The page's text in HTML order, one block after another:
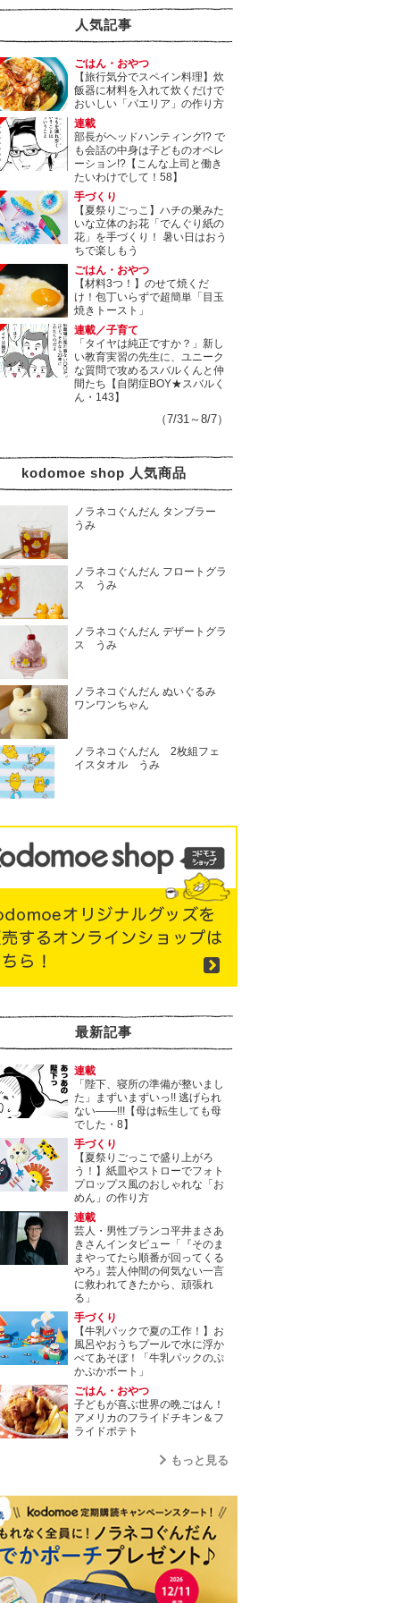
人気記事
ごはん・おやつ
【旅行気分でスペイン料理】炊
飯器に材料を入れて炊くだけで
おいしい「パエリア」の作り方
連載
部長がヘッドハンティング!? で
も会話の中身は子どものオペレ
ーション!?【こんな上司と働き
たいわけでして！58】
手づくり
【夏祭りごっこ】ハチの巣みた
いな立体のお花「でんぐり紙の
花」を手づくり！ 暑い日はおう
ちで楽しもう
ごはん・おやつ
【材料3つ！】のせて焼くだ
け！包丁いらずで超簡単「目玉
焼きトースト」
連載／子育て
「タイヤは純正ですか？」新し
い教育実習の先生に、ユニーク
な質問で攻めるスバルくんと仲
間たち【自閉症BOY★スバルく
ん・143】
（7/31～8/7）
kodomoe shop 人気商品
ノラネコぐんだん タンブラー
うみ
ノラネコぐんだん フロートグラ
ス うみ
ノラネコぐんだん デザートグラ
ス うみ
ノラネコぐんだん ぬいぐるみ
ワンワンちゃん
ノラネコぐんだん 2枚組フェ
イスタオル うみ
最新記事
連載
「陛下、寝所の準備が整いまし
た」まずいまずいっ!! 逃げられ
ない――!!!【母は転生しても母
でした・8】
手づくり
【夏祭りごっこで盛り上がろ
う！】紙皿やストローでフォト
プロップス風のおしゃれな「お
めん」の作り方
連載
芸人・男性ブランコ平井まさあ
きさんインタビュー「『そのま
まやってたら順番が回ってくる
やろ』芸人仲間の何気ない一言
に救われてきたから、頑張れ
る」
手づくり
【牛乳パックで夏の工作！】お
風呂やおうちプールで水に浮か
べてあそぼ！「牛乳パックのぷ
かぷかボート」
ごはん・おやつ
子どもが喜ぶ世界の晩ごはん！
アメリカのフライドチキン＆フ
ライドポテト
もっと見る